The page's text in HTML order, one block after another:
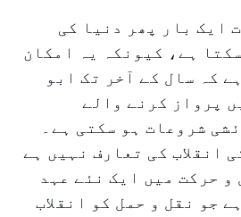
ایک بار پھر دنیا کی
ہے، کیونکہ یہ امکان
کہ سال کے آخر تک ابو
پرواز کرنے والے
شروعات ہو سکتی ہے۔
انقلاب کی تعارف نہیں ہے
و حرکت میں ایک نئے عہد
جو نقل و حمل کو انقلاب